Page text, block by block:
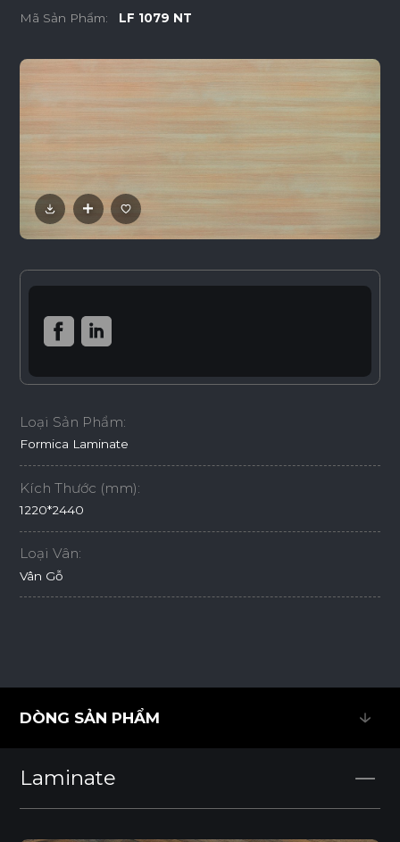
Mã Sản Phẩm: LF 1079 NT
Loại Sản Phẩm:
Formica Laminate
Kích Thước (mm):
1220*2440
Loại Vân:
Vân Gỗ
DÒNG SẢN PHẨM
Laminate